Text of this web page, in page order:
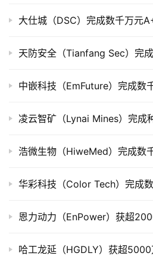
创
数
业
院
大仕城（DSC）完成数千万元
天防安全（Tianfang Sec）完
中嵌科技（EmFuture）完成数
凌云智矿（Lynai Mines）完成
浩微生物（HiweMed）完成数
华彩科技（Color Tech）完成
恩力动力（EnPower）获超
哈工龙延（HGDLY）获超